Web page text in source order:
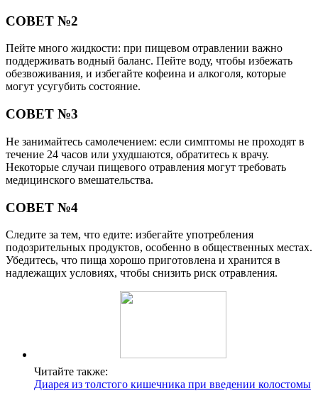
СОВЕТ №2
Пейте много жидкости: при пищевом отравлении важно
поддерживать водный баланс. Пейте воду, чтобы избежать
обезвоживания, и избегайте кофеина и алкоголя, которые
могут усугубить состояние.
СОВЕТ №3
Не занимайтесь самолечением: если симптомы не проходят в
течение 24 часов или ухудшаются, обратитесь к врачу.
Некоторые случаи пищевого отравления могут требовать
медицинского вмешательства.
СОВЕТ №4
Следите за тем, что едите: избегайте употребления
подозрительных продуктов, особенно в общественных местах.
Убедитесь, что пища хорошо приготовлена и хранится в
надлежащих условиях, чтобы снизить риск отравления.
Читайте также:
Диарея из толстого кишечника при введении колостомы